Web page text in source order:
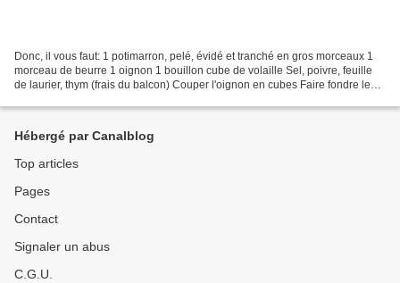
Donc, il vous faut: 1 potimarron, pelé, évidé et tranché en gros morceaux 1
morceau de beurre 1 oignon 1 bouillon cube de volaille Sel, poivre, feuille
de laurier, thym (frais du balcon) Couper l'oignon en cubes Faire fondre le
Hébergé par Canalblog
Top articles
Pages
Contact
Signaler un abus
C.G.U.